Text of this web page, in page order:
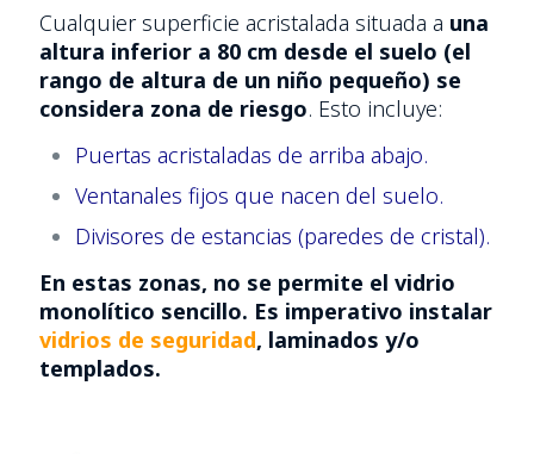
Cualquier superficie acristalada situada a una
altura inferior a 80 cm desde el suelo (el
rango de altura de un niño pequeño) se
considera zona de riesgo. Esto incluye:
Puertas acristaladas de arriba abajo.
Ventanales fijos que nacen del suelo.
Divisores de estancias (paredes de cristal).
En estas zonas, no se permite el vidrio
monolítico sencillo. Es imperativo instalar
vidrios de seguridad, laminados y/o
templados.